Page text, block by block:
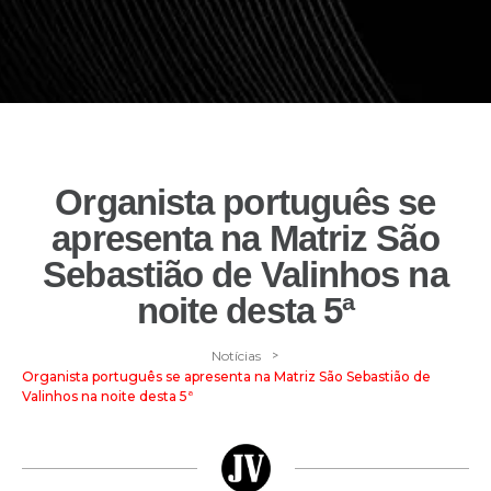
Organista português se
apresenta na Matriz São
Sebastião de Valinhos na
noite desta 5ª
Notícias >
Organista português se apresenta na Matriz São Sebastião de
Valinhos na noite desta 5ª